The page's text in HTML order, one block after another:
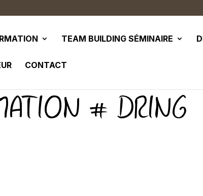
TEAM BUILDING SÉMINAIRE
CONTACT
# DRING